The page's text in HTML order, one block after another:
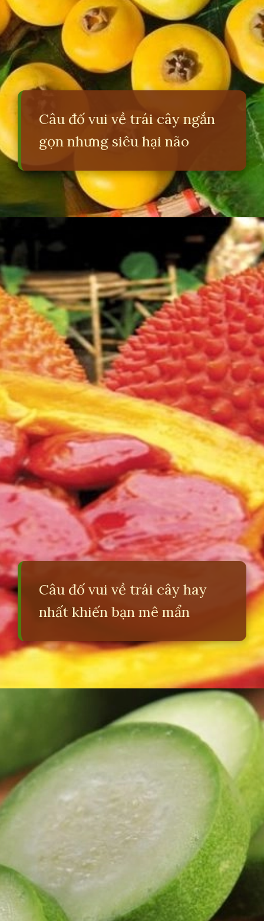
Câu đố vui về trái cây ngắn
gọn nhưng siêu hại não
https://erci.edu.vn/cau-do-vui-ve-trai-cay
Câu đố vui về trái cây hay
nhất khiến bạn mê mẩn
https://erci.edu.vn/cau-do-vui-ve-trai-cay